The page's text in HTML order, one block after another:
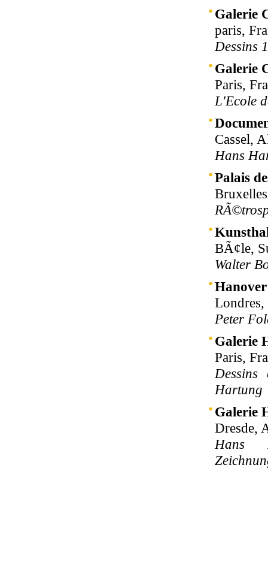
Galerie
paris,
Dessins
Galerie
Paris,
L'Ecole
Cassel,
Hans
Palais
BÃ¢le,
Walter
Peter
Galerie
Paris,
Hartung
Galerie
Dresde,
Hans